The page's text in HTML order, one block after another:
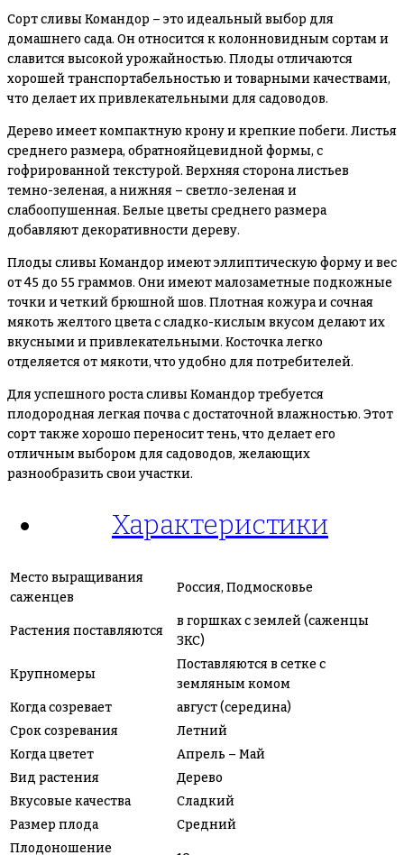
Сорт сливы Командор – это идеальный выбор для
домашнего сада. Он относится к колонновидным сортам и
славится высокой урожайностью. Плоды отличаются
хорошей транспортабельностью и товарными качествами,
что делает их привлекательными для садоводов.
Дерево имеет компактную крону и крепкие побеги. Листья
среднего размера, обратнояйцевидной формы, с
гофрированной текстурой. Верхняя сторона листьев
темно-зеленая, а нижняя – светло-зеленая и
слабоопушенная. Белые цветы среднего размера
добавляют декоративности дереву.
Плоды сливы Командор имеют эллиптическую форму и вес
от 45 до 55 граммов. Они имеют малозаметные подкожные
точки и четкий брюшной шов. Плотная кожура и сочная
мякоть желтого цвета с сладко-кислым вкусом делают их
вкусными и привлекательными. Косточка легко
отделяется от мякоти, что удобно для потребителей.
Для успешного роста сливы Командор требуется
плодородная легкая почва с достаточной влажностью. Этот
сорт также хорошо переносит тень, что делает его
отличным выбором для садоводов, желающих
разнообразить свои участки.
Характеристики
Место выращивания
саженцев
Россия, Подмосковье
Растения поставляются
в горшках с землей (саженцы
ЗКС)
Крупномеры
Поставляются в сетке с
земляным комом
Когда созревает
август (середина)
Срок созревания
Летний
Когда цветет
Апрель – Май
Вид растения
Дерево
Вкусовые качества
Сладкий
Размер плода
Средний
Плодоношение